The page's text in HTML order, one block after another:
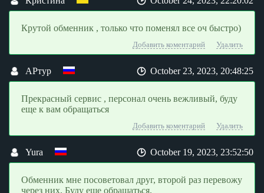
Крутой обменник , только что поменял все оч быстро)
Добавить коментарий Удалить
АРтур October 23, 2023, 20:48:25
Прекрасный сервис , персонал очень вежливый, буду
еще к вам обращаться
Добавить коментарий Удалить
Yura October 19, 2023, 23:52:50
Обменник мне посоветовал друг, второй раз перевожу
через них. Буду еще обращаться.